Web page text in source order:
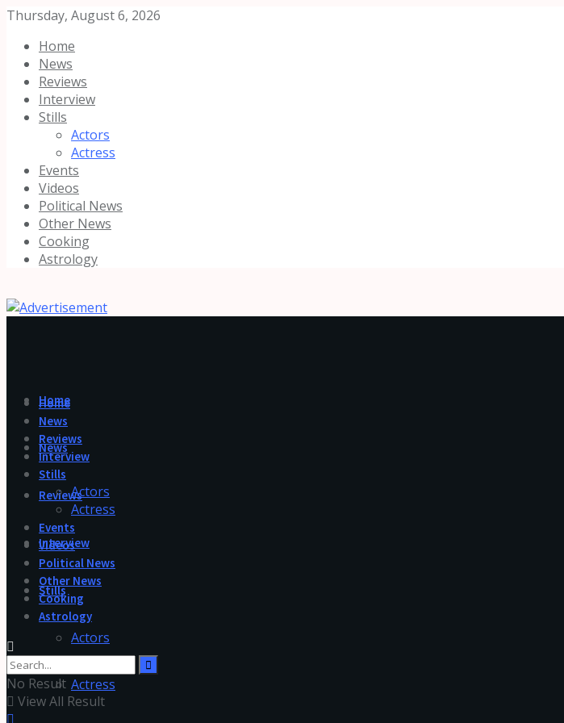
Thursday, August 6, 2026
Home
News
Reviews
Interview
Stills
Actors
Actress
Events
Videos
Political News
Other News
Cooking
Astrology
Home
News
Reviews
Interview
Stills
Actors
Actress
Home
News
Reviews
Interview
Stills
Actors
Actress
Events
Videos
Political News
Other News
Cooking
Astrology
No Result
View All Result